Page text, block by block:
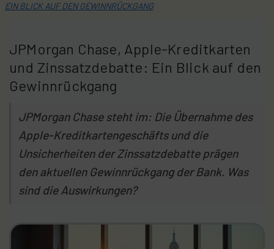
EIN BLICK AUF DEN GEWINNRÜCKGANG
JPMorgan Chase, Apple-Kreditkarten
und Zinssatzdebatte: Ein Blick auf den
Gewinnrückgang
JPMorgan Chase steht im: Die Übernahme des
Apple-Kreditkartengeschäfts und die
Unsicherheiten der Zinssatzdebatte prägen
den aktuellen Gewinnrückgang der Bank. Was
sind die Auswirkungen?